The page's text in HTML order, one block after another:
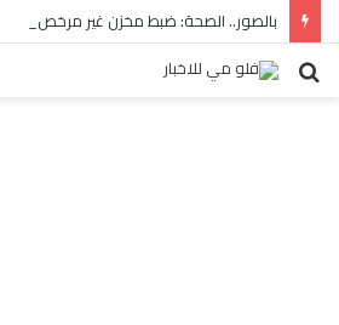
بالصور.. الصحة: ضبط مخزن غير مرخص للأدوية
بحث